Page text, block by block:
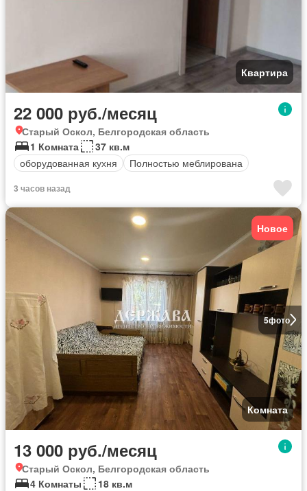
Квартира
22 000 руб./месяц
Старый Оскол, Белгородская область
1 Комната
37 кв.м
оборудованная кухня
Полностью меблирована
3 часов назад
5фото
Новое
Комната
13 000 руб./месяц
Старый Оскол, Белгородская область
4 Комнаты
18 кв.м